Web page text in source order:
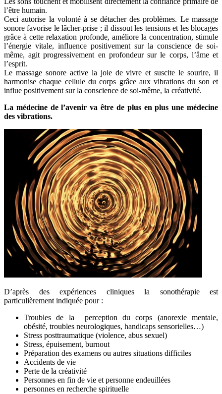
l’être humain.
Ceci autorise la volonté à se détacher des problèmes. Le massage
sonore favorise le lâcher-prise ; il dissout les tensions et les blocages
grâce à cette relaxation profonde, améliore la concentration, stimule
l’énergie vitale, influence positivement sur la conscience de soi-
même, agit progressivement en profondeur sur le corps, l’âme et
l’esprit.
Le massage sonore active la joie de vivre et suscite le sourire, il
harmonise chaque cellule du corps grâce aux vibrations du son et
influe positivement sur la conscience de soi-même, la créativité.
La médecine de l’avenir va être de plus en plus une médecine
des vibrations.
D’après des expériences cliniques la sonothérapie est
particulièrement indiquée pour :
Troubles de la perception du corps (anorexie mentale,
obésité, troubles neurologiques, handicaps sensorielles…)
Stress posttraumatique (violence, abus sexuel)
Stress, épuisement, burnout
Préparation des examens ou autres situations difficiles
Accidents de vie
Perte de la créativité
Personnes en fin de vie et personne endeuillées
personnes en recherche spirituelle